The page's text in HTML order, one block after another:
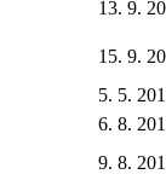
13. 9.
15. 9.
5. 5.
6. 8.
9. 8.